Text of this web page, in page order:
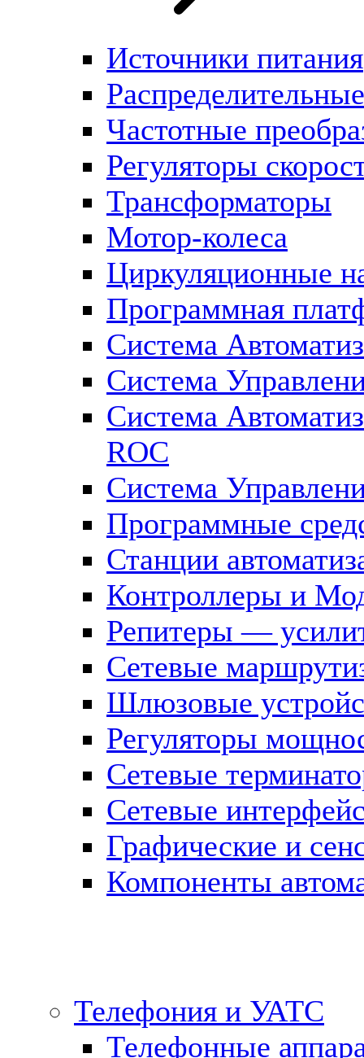
Источники питания
Частотные
Регуляторы
Трансформаторы
Мотор-колеса
Циркуляционные
Программная
Система
Система
Система
ROC
Система
Программные
Станции
Контроллеры и
Репитеры —
Сетевые
Шлюзовые
Регуляторы
Сетевые
Сетевые
Графические и
Компоненты
Телефония и УАТС
Телефонные